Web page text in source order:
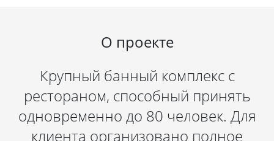
О проекте
Крупный банный комплекс с
рестораном, способный принять
одновременно до 80 человек. Для
клиента организовано полное